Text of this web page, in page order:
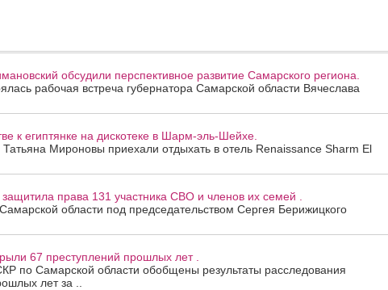
обсудили перспективное развитие Самарского региона.
рабочая встреча губернатора Самарской области Вячеслава
к египтянке на дискотеке в Шарм-эль-Шейхе.
Мироновы приехали отдыхать в отель Renaissance Sharm El
права 131 участника СВО и членов их семей .
области под председательством Сергея Берижицкого
67 преступлений прошлых лет .
по Самарской области обобщены результаты расследования
лет за ..